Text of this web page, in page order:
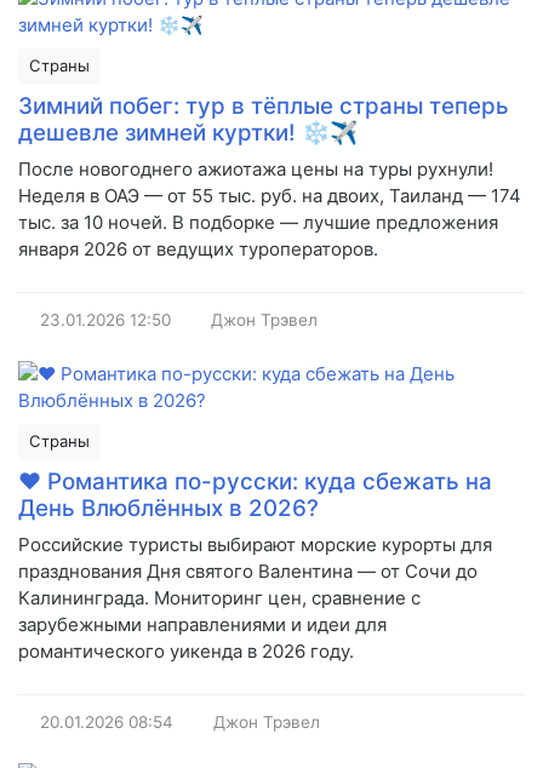
Страны
Зимний побег: тур в тёплые страны теперь
дешевле зимней куртки! ❄️✈️
После новогоднего ажиотажа цены на туры рухнули!
Неделя в ОАЭ — от 55 тыс. руб. на двоих, Таиланд — 174
тыс. за 10 ночей. В подборке — лучшие предложения
января 2026 от ведущих туроператоров.
23.01.2026 12:50 Джон Трэвел
Страны
❤️ Романтика по-русски: куда сбежать на
День Влюблённых в 2026?
Российские туристы выбирают морские курорты для
празднования Дня святого Валентина — от Сочи до
Калининграда. Мониторинг цен, сравнение с
зарубежными направлениями и идеи для
романтического уикенда в 2026 году.
20.01.2026 08:54 Джон Трэвел